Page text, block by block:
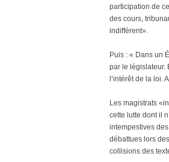
participation de
des cours,
indifférent».
Puis : « Dans un
par le législateur.
l’intérêt de la loi.
Les magistrats
cette lutte dont il
intempestives
débattues lors
collisions des